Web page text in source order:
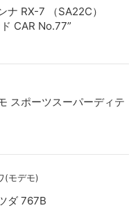
ナ RX-7 （SA22C）
CAR No.77”
スポーツスーパーディテ
(モデモ)
ダ 767B